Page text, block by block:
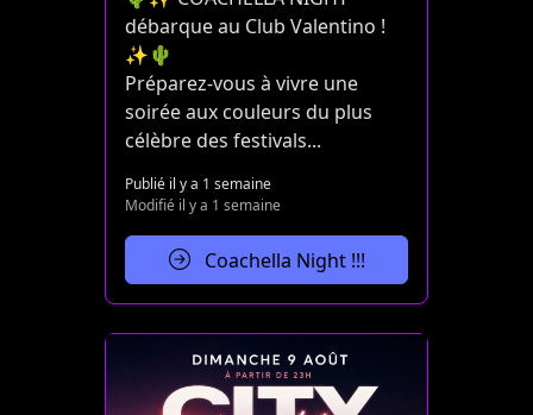
débarque au Club Valentino !
✨🌵
Préparez-vous à vivre une
soirée aux couleurs du plus
célèbre des festivals...
Publié il y a 1 semaine
Modifié il y a 1 semaine
Coachella Night !!!